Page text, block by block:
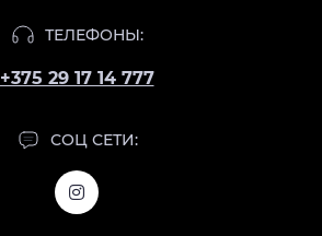
ТЕЛЕФОНЫ:
+375 29 17 14 777
СОЦ СЕТИ: